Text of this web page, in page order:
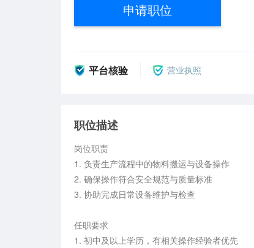
申请职位
平台核验 营业执照
职位描述
岗位职责
1. 负责生产流程中的物料搬运与设备操作
2. 确保操作符合安全规范与质量标准
3. 协助完成日常设备维护与检查
任职要求
1. 初中及以上学历，有相关操作经验者优先